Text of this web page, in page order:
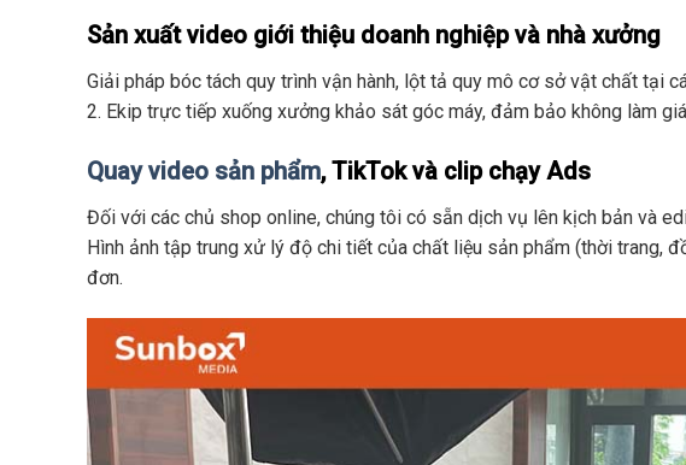
Sản xuất video giới thiệu doanh nghiệp và nhà xưởng
Giải pháp bóc tách quy trình vận hành, lột tả quy mô cơ sở vật chất tại
2. Ekip trực tiếp xuống xưởng khảo sát góc máy, đảm bảo không làm
Quay video sản phẩm, TikTok và clip chạy Ads
Đối với các chủ shop online, chúng tôi có sẵn dịch vụ lên kịch bản và
Hình ảnh tập trung xử lý độ chi tiết của chất liệu sản phẩm (thời trang,
đơn.